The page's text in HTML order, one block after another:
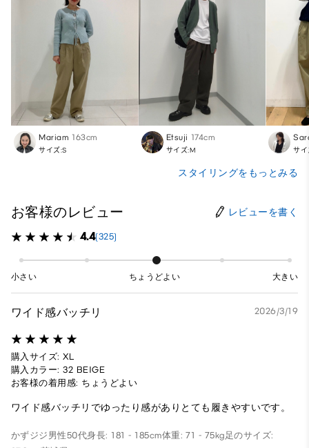
Mariam 163cm
サイズ:S
Etsuji 174cm
サイズ:M サイ
スタイリングをもっとみる
お客様のレビュー レビューを書く
4.4(325)
小さい ちょうどよい 大きい
ワイド感バッチリ 2026/3/19
購入サイズ: XL
購入カラー: 32 BEIGE
お客様の着用感: ちょうどよい
ワイド感バッチリでゆったり感がありとても履きやすいです。
かずジジ 男性50代身長: 181 - 185cm体重: 71 - 75kg足のサイズ: